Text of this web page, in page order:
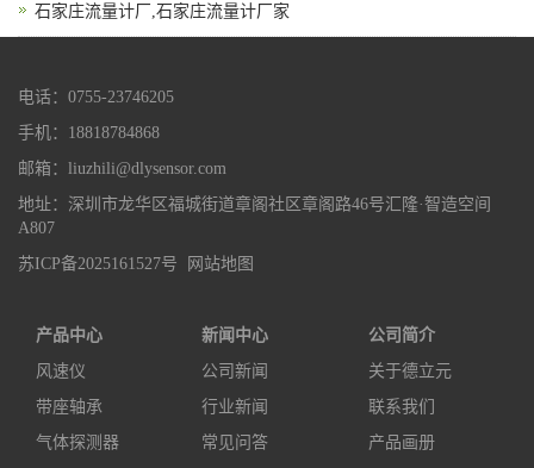
石家庄流量计厂,石家庄流量计厂家
电话：0755-23746205
手机：18818784868
邮箱：liuzhili@dlysensor.com
地址：深圳市龙华区福城街道章阁社区章阁路46号汇隆·智造空间
A807
苏ICP备2025161527号
网站地图
产品中心
风速仪
带座轴承
气体探测器
新闻中心
公司新闻
行业新闻
常见问答
公司简介
关于德立元
联系我们
产品画册